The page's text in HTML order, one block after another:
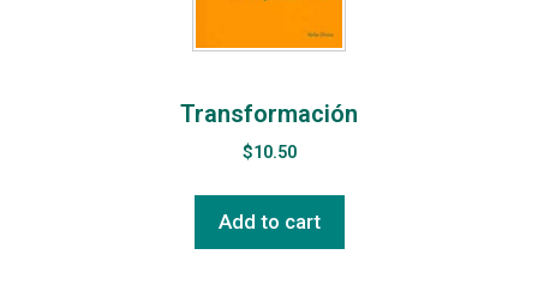
Transformación
$10.50
Add to cart